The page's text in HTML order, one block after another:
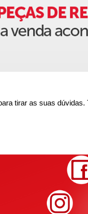
tirar as suas